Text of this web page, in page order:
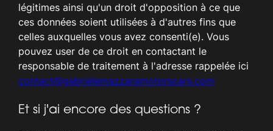
légitimes ainsi qu'un droit d'opposition à ce que
ces données soient utilisées à d'autres fins que
celles auxquelles vous avez consenti(e). Vous
pouvez user de ce droit en contactant le
responsable de traitement à l'adresse rappelée ici
contact@gabrielemazzaramotorscars.com
Et si j'ai encore des questions ?